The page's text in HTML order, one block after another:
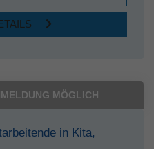
MÖGLICH
in Kita,